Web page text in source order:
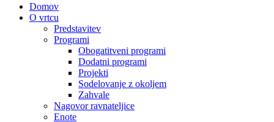
Domov
O vrtcu
Predstavitev
Programi
Obogatitveni programi
Dodatni programi
Projekti
Sodelovanje z okoljem
Zahvale
Nagovor ravnateljice
Enote